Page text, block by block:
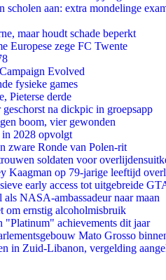
aan: extra mondelinge
maar houdt schade beperkt
Europese zege FC Twente
Evolved
fysieke games
Pieterse derde
na dickpic in groepsapp
boom, vier gewonden
2028 opvolgt
zware Ronde van Polen-rit
soldaten voor
Kaagman op 79-jarige leeftijd
early access tot uitgebreide
NASA-ambassadeur naar maan
om ernstig alcoholmisbruik
achievements dit jaar
Mato Grosso
in Zuid-Libanon, vergelding